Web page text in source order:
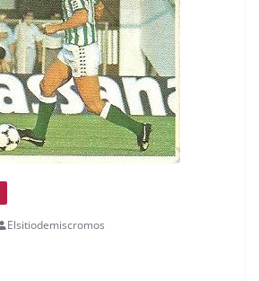
Elsitiodemiscromos